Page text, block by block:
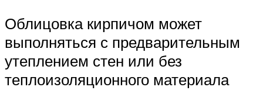
Облицовка кирпичом может
выполняться с предварительным
утеплением стен или без
теплоизоляционного материала